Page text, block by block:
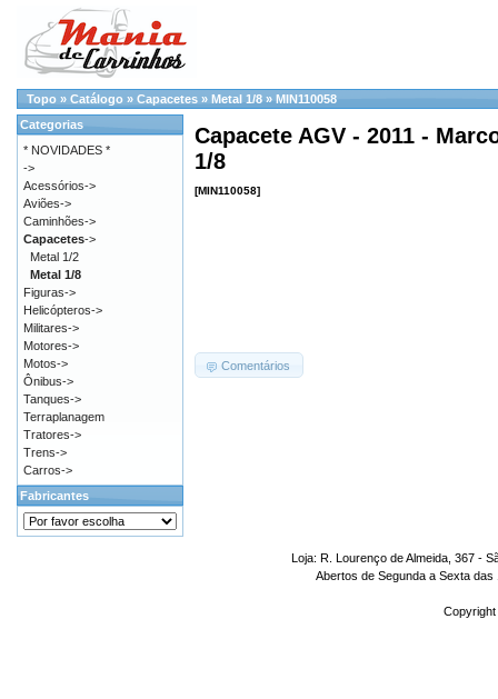
Topo » Catálogo » Capacetes » Metal 1/8 » MIN110058
Capacete AGV - 2011 -
1/8
[MIN110058]
Comentários
Categorias
* NOVIDADES *
->
Acessórios->
Aviões->
Caminhões->
Capacetes->
Metal 1/2
Metal 1/8
Figuras->
Helicópteros->
Militares->
Motores->
Motos->
Ônibus->
Tanques->
Terraplanagem
Tratores->
Trens->
Carros->
Fabricantes
Loja: R. Lourenço de Almeida, 367 -
Abertos de Segunda a Sexta